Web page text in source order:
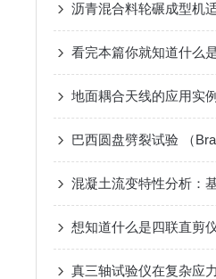
地面耦合天线的应用实
想知道什么是四联直剪